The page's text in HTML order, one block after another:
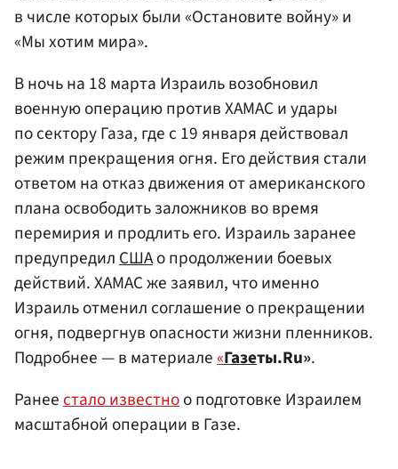
в числе которых были «Остановите войну» и
«Мы хотим мира».
В ночь на 18 марта Израиль возобновил
военную операцию против ХАМАС и удары
по сектору Газа, где с 19 января действовал
режим прекращения огня. Его действия стали
ответом на отказ движения от американского
плана освободить заложников во время
перемирия и продлить его. Израиль заранее
предупредилСШАо продолжении боевых
действий. ХАМАС же заявил, что именно
Израиль отменил соглашение о прекращении
огня, подвергнув опасности жизни пленников.
Подробнее — в материале«Газеты.Ru».
Ранеестало известноо подготовке Израилем
масштабной операции в Газе.